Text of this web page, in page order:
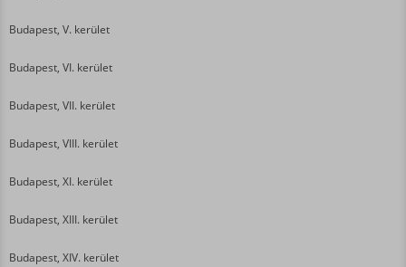
Budapest, V. kerület
Budapest, VI. kerület
Budapest, VII. kerület
Budapest, VIII. kerület
Budapest, XI. kerület
Budapest, XIII. kerület
Budapest, XIV. kerület